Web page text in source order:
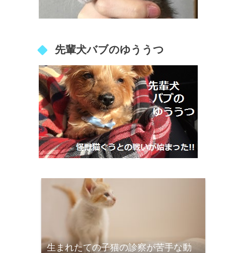
先輩犬バブのゆううつ
生まれたての子猫の診察が苦手な動